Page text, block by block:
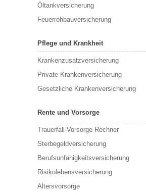
Öltankversicherung
Feuerrohbauversicherung
Pflege und Krankheit
Krankenzusatzversicherung
Private Krankenversicherung
Gesetzliche Krankenversicherung
Rente und Vorsorge
Trauerfall-Vorsorge Rechner
Sterbegeldversicherung
Berufs­unfähigkeitsversicherung
Risikolebensversicherung
Altersvorsorge